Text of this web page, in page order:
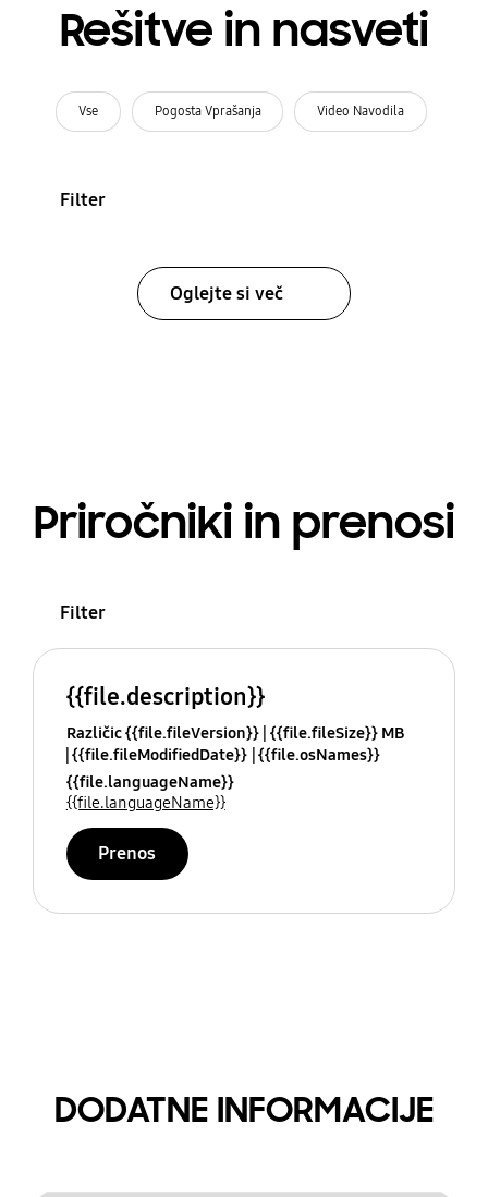
Rešitve in nasveti
Vse Pogosta Vprašanja Video Navodila
Filter
Oglejte si več
Priročniki in prenosi
Filter
{{file.description}}
Različic {{file.fileVersion}} {{file.fileSize}} MB
{{file.fileModifiedDate}} {{file.osNames}}
{{file.languageName}}
{{file.languageName}}
Prenos
DODATNE INFORMACIJE